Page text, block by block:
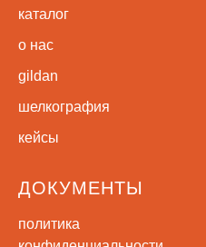
каталог
о нас
gildan
шелкография
кейсы
ДОКУМЕНТЫ
политика